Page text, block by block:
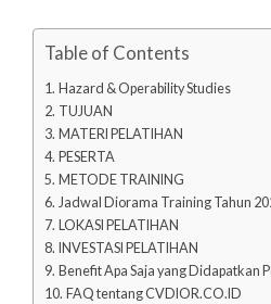
Table of Contents
Hazard & Operability Studies
TUJUAN
MATERI PELATIHAN
PESERTA
METODE TRAINING
Jadwal Diorama Training Tahun
LOKASI PELATIHAN
INVESTASI PELATIHAN
Benefit Apa Saja yang Didapatkan
FAQ tentang CVDIOR.CO.ID